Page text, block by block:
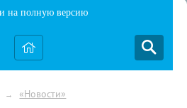
на полную версию
→ «Новости»